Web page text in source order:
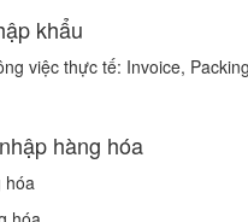
khẩu
việc thực tế: Invoice,
hàng hóa
hóa